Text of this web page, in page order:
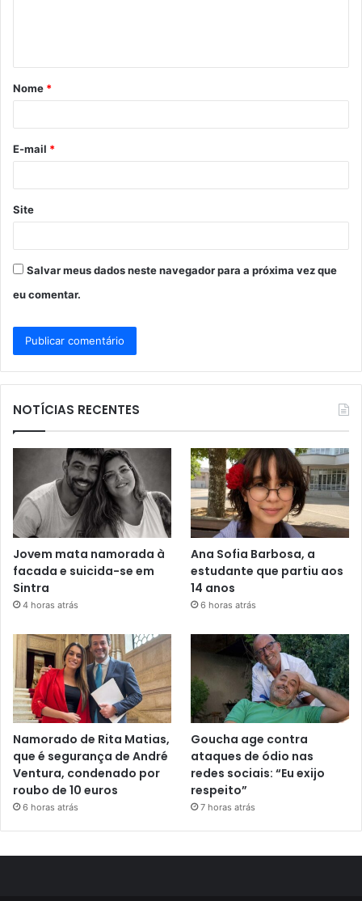
á
r
*
Nome *
E-mail *
Site
Salvar meus dados neste navegador para a próxima vez que
eu comentar.
NOTÍCIAS RECENTES
Jovem mata namorada à
facada e suicida-se em
Sintra
4 horas atrás
Ana Sofia Barbosa, a
estudante que partiu aos
14 anos
6 horas atrás
Namorado de Rita Matias,
que é segurança de André
Ventura, condenado por
roubo de 10 euros
6 horas atrás
Goucha age contra
ataques de ódio nas
redes sociais: “Eu exijo
respeito”
7 horas atrás